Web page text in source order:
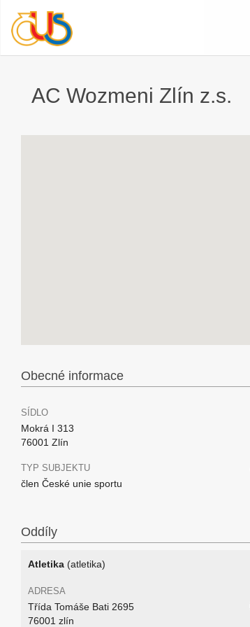
AC Wozmeni Zlín z.s.
Obecné informace
SÍDLO
Mokrá I 313
76001 Zlín
TYP SUBJEKTU
člen České unie sportu
Oddíly
Atletika (atletika)
ADRESA
Třída Tomáše Bati 2695
76001 zlín